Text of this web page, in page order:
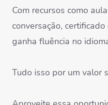
Com recursos como
conversação,
ganha fluência no
Tudo isso por um valor